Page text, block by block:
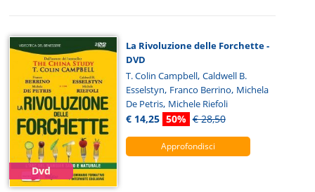
Dvd
La Rivoluzione delle Forchette -
DVD
T. Colin Campbell, Caldwell B.
Esselstyn, Franco Berrino, Michela
De Petris, Michele Riefoli
€ 14,25 50% € 28,50
Approfondisci